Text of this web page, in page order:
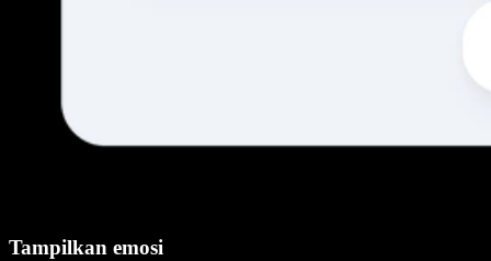
Tampilkan emosi